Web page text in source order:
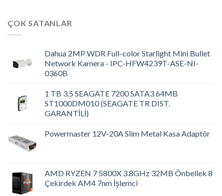
ÇOK SATANLAR
Dahua 2MP WDR Full-color Starlight Mini Bullet
Network Kamera - IPC-HFW4239T-ASE-NI-
0360B
1 TB 3.5 SEAGATE 7200 SATA3 64MB
ST1000DM010 (SEAGATE TR DIST.
GARANTİLİ)
Powermaster 12V-20A Slim Metal Kasa Adaptör
AMD RYZEN 7 5800X 3.8GHz 32MB Önbellek 8
Çekirdek AM4 7nm İşlemci